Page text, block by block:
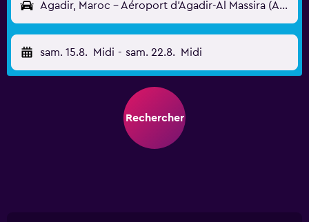
Agadir, Maroc - Aéroport d'Agadir-Al Massira (AGA)
sam. 15.8. Midi - sam. 22.8. Midi
Rechercher